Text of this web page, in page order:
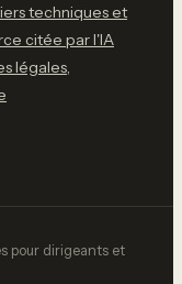
techniques et
citée par l'IA
légales,
pour dirigeants et